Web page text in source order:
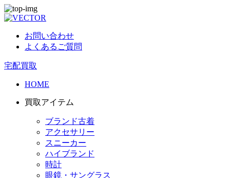
お問い合わせ
よくあるご質問
宅配買取
HOME
買取アイテム
ブランド古着
アクセサリー
スニーカー
ハイブランド
時計
眼鏡・サングラス